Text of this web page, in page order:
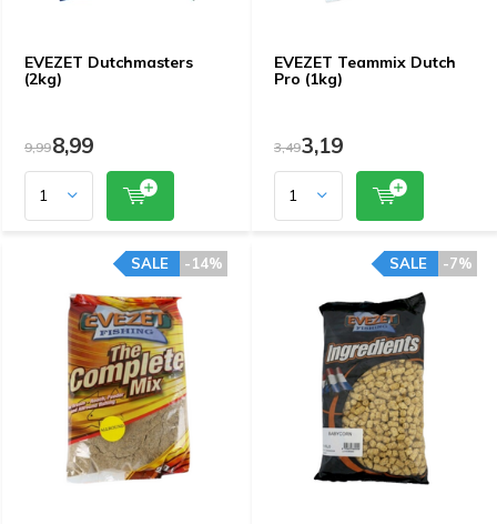
EVEZET Dutchmasters
(2kg)
9,998,99
EVEZET Teammix Dutch
Pro (1kg)
3,493,19
-14%
SALE -7%
SALE